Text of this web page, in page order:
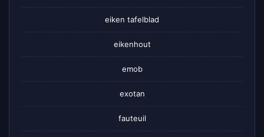
eiken tafelblad
eikenhout
emob
exotan
fauteuil